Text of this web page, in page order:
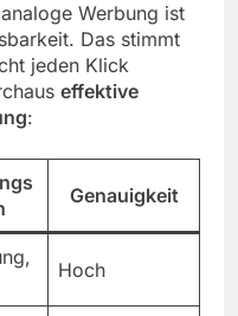
Werbung ist
Das stimmt
jeden Klick
effektive
:
Genauigkeit
Hoch